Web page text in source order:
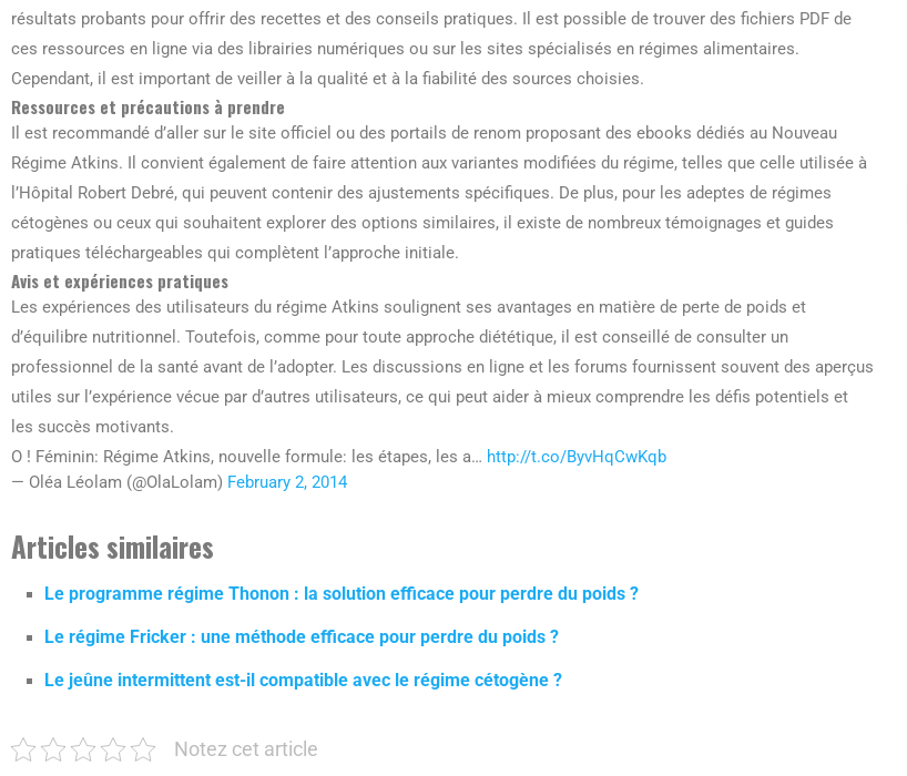
résultats probants pour offrir des recettes et des conseils pratiques. Il est possible de trouver des fichiers PDF de
ces ressources en ligne via des librairies numériques ou sur les sites spécialisés en régimes alimentaires.
Cependant, il est important de veiller à la qualité et à la fiabilité des sources choisies.
Ressources et précautions à prendre
Il est recommandé d’aller sur le site officiel ou des portails de renom proposant des ebooks dédiés au Nouveau
Régime Atkins. Il convient également de faire attention aux variantes modifiées du régime, telles que celle utilisée à
l’Hôpital Robert Debré, qui peuvent contenir des ajustements spécifiques. De plus, pour les adeptes de régimes
cétogènes ou ceux qui souhaitent explorer des options similaires, il existe de nombreux témoignages et guides
pratiques téléchargeables qui complètent l’approche initiale.
Avis et expériences pratiques
Les expériences des utilisateurs du régime Atkins soulignent ses avantages en matière de perte de poids et
d’équilibre nutritionnel. Toutefois, comme pour toute approche diététique, il est conseillé de consulter un
professionnel de la santé avant de l’adopter. Les discussions en ligne et les forums fournissent souvent des aperçus
utiles sur l’expérience vécue par d’autres utilisateurs, ce qui peut aider à mieux comprendre les défis potentiels et
les succès motivants.
O ! Féminin: Régime Atkins, nouvelle formule: les étapes, les a… http://t.co/ByvHqCwKqb
— Oléa Léolam (@OlaLolam) February 2, 2014
Articles similaires
Le programme régime Thonon : la solution efficace pour perdre du poids ?
Le régime Fricker : une méthode efficace pour perdre du poids ?
Le jeûne intermittent est-il compatible avec le régime cétogène ?
Notez cet article